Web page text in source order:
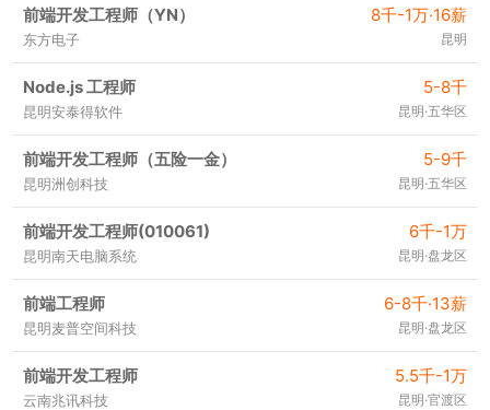
前端开发工程师（YN） 8千-1万·16薪
东方电子 昆明
Node.js 工程师 5-8千
昆明安泰得软件 昆明·五华区
前端开发工程师（五险一金） 5-9千
昆明洲创科技 昆明·五华区
前端开发工程师(010061) 6千-1万
昆明南天电脑系统 昆明·盘龙区
前端工程师 6-8千·13薪
昆明麦普空间科技 昆明·盘龙区
前端开发工程师 5.5千-1万
云南兆讯科技 昆明·官渡区